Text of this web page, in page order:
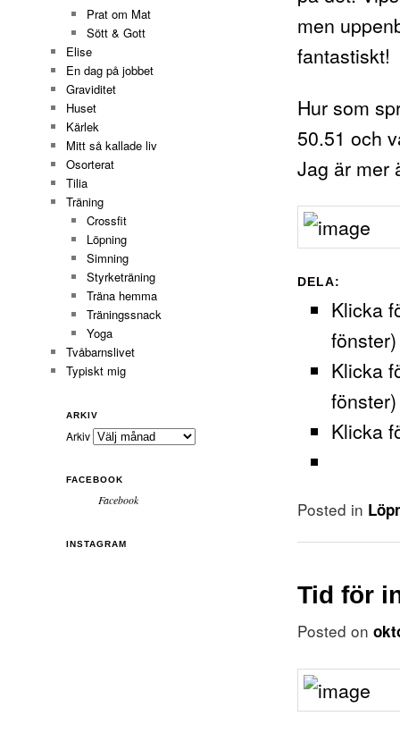
men
fantastiskt!
Hur som
50.51 och
Jag är mer
DELA:
Klicka
fönster)
Klicka
fönster)
Klicka
Posted in
Tid för
Posted on
Prat om Mat
Sött & Gott
Elise
En dag på jobbet
Graviditet
Huset
Kärlek
Mitt så kallade liv
Osorterat
Tilia
Träning
Crossfit
Löpning
Simning
Styrketräning
Träna hemma
Träningssnack
Yoga
Tvåbarnslivet
Typiskt mig
ARKIV
Arkiv
FACEBOOK
Facebook
INSTAGRAM